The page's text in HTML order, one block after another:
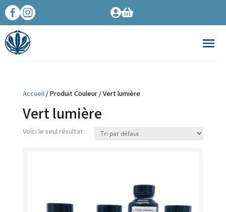
 
Accueil/ Produit Couleur / Vert lumière
Vert lumière
Voici le seul résultat